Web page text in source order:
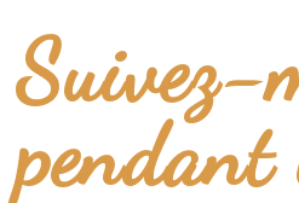
Suivez-
pendant